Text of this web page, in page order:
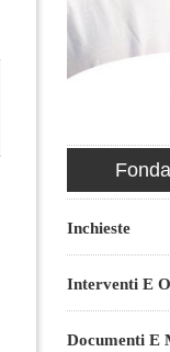
Inchieste
Interventi E
Documenti E